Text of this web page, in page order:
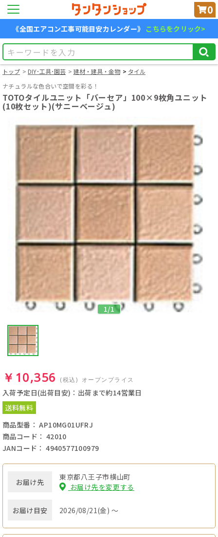
0
《全国エアコン工事可能目安カレンダー》 こちらをクリック>
トップ DIY･工具･園芸 建材・建具・金物
タイル
ナチュラルな色合いで空間を彩る！
TOTOタイルユニット「バーセア」100×9枚角ユニット
(10枚セット)(サニーベージュ)
1/1
￥10,356 (税込) オープンプライス
入荷予定日(出荷目安)：出荷まで約14営業日
送料無料
商品型番： AP10MG01UFRJ
商品コード： 42010
JANコード： 4940577100979
お届け先
東京都八王子市横山町
お届け先を変更する
お届け目安 2026/08/21(金) ～